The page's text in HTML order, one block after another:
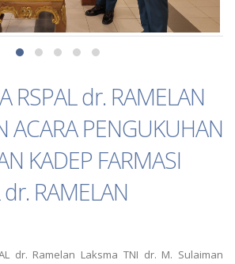
RSPAL dr. RAMELAN
ACARA PENGUKUHAN
KADEP FARMASI
dr. RAMELAN
dr. Ramelan Laksma TNI dr. M. Sulaiman